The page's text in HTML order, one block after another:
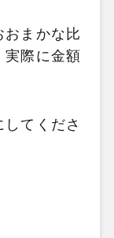
おまかな比
実際に金額
てくださ